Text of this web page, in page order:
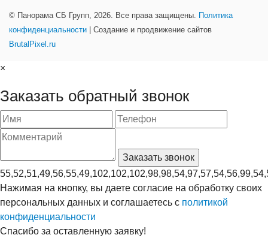
© Панорама СБ Групп, 2026. Все права защищены. Политика
конфиденциальности | Создание и продвижение сайтов
BrutalPixel.ru
×
Заказать обратный звонок
Нажимая на кнопку, вы даете согласие на обработку своих
персональных данных и соглашаетесь с политикой
конфиденциальности
Спасибо за оставленную заявку!